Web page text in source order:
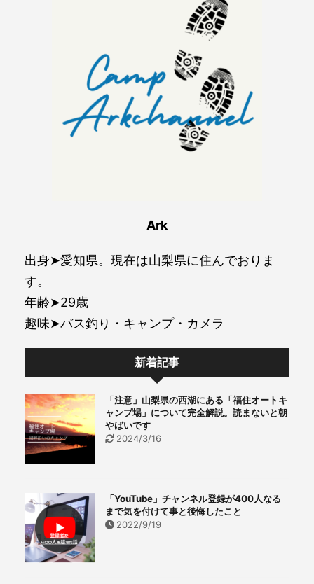
Ark
出身➤愛知県。現在は山梨県に住んでおりま
す。
年齢➤29歳
趣味➤バス釣り・キャンプ・カメラ
新着記事
「注意」山梨県の西湖にある「福住オートキ
ャンプ場」について完全解説。読まないと朝
やばいです
2024/3/16
「YouTube」チャンネル登録が400人なる
まで気を付けて事と後悔したこと
2022/9/19